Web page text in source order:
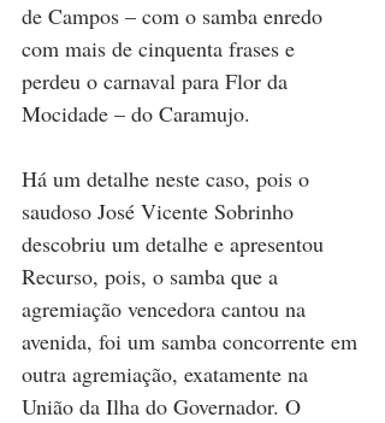
de Campos – com o samba enredo
com mais de cinquenta frases e
perdeu o carnaval para Flor da
Mocidade – do Caramujo.
Há um detalhe neste caso, pois o
saudoso José Vicente Sobrinho
descobriu um detalhe e apresentou
Recurso, pois, o samba que a
agremiação vencedora cantou na
avenida, foi um samba concorrente em
outra agremiação, exatamente na
União da Ilha do Governador. O